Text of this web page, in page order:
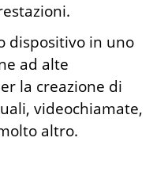
dispositivo in uno
ad alte
la creazione di
videochiamate,
altro.